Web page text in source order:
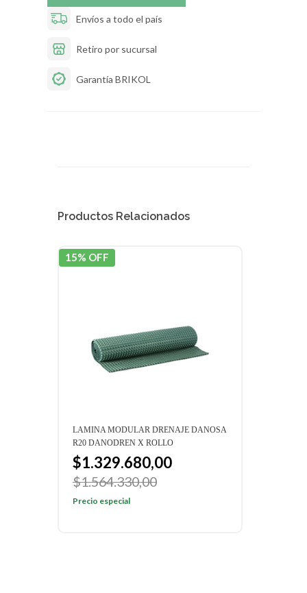
Envíos a todo el país
Retiro por sucursal
Garantía BRIKOL
Productos Relacionados
15% OFF
LAMINA MODULAR DRENAJE DANOSA
R20 DANODREN X ROLLO
$1.329.680,00
$1.564.330,00
Precio especial